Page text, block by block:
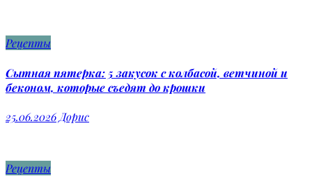
Рецепты
Сытная пятерка: 5 закусок с колбасой, ветчиной и
беконом, которые съедят до крошки
25.06.2026 Дорис
Рецепты